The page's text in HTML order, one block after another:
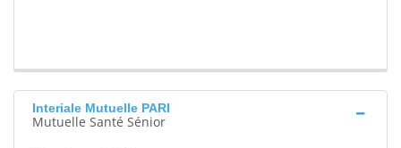
Interiale Mutuelle PARI
Mutuelle Santé Sénior